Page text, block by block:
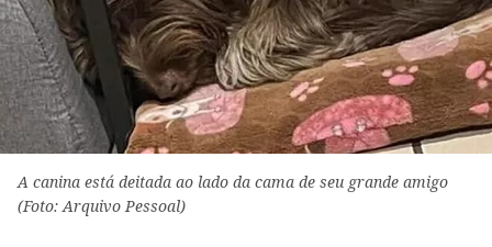
A canina está deitada ao lado da cama de seu grande amigo
(Foto: Arquivo Pessoal)